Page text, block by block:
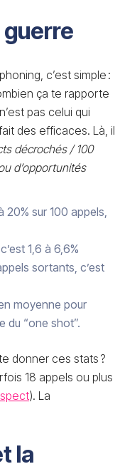
c’est simple :
ça te rapporte
pas celui qui
des efficaces. Là, il
décrochés / 100
d’opportunités
20% sur 100 appels,
1,6 à 6,6%
sortants, c’est
moyenne pour
du “one shot”.
donner ces stats ?
18 appels ou plus
). La
la